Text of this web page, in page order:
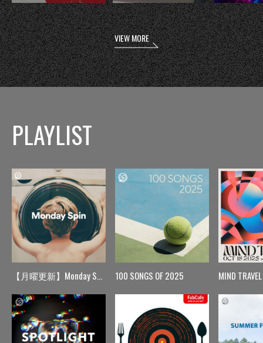
VIEW MORE
PLAYLIST
【月曜更新】Monday Spin 100 SONGS OF 2025 MIND TRAVEL